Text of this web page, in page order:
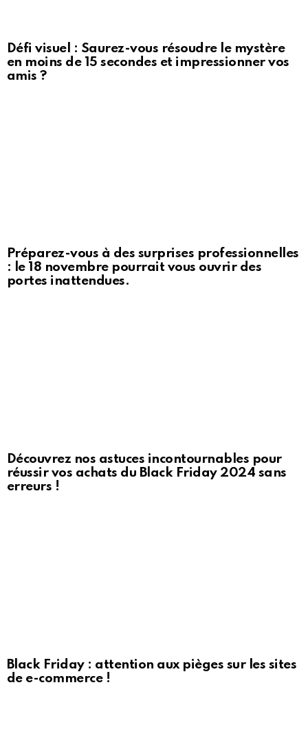
Défi visuel : Saurez-vous résoudre le mystère
en moins de 15 secondes et impressionner vos
amis ?
Préparez-vous à des surprises professionnelles
: le 18 novembre pourrait vous ouvrir des
portes inattendues.
Découvrez nos astuces incontournables pour
réussir vos achats du Black Friday 2024 sans
erreurs !
Black Friday : attention aux pièges sur les sites
de e-commerce !